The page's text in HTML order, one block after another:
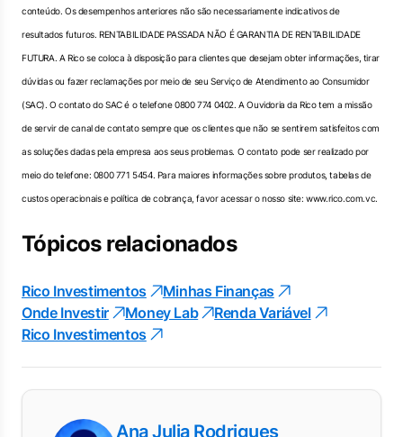
conteúdo. Os desempenhos anteriores não são necessariamente indicativos de
resultados futuros. RENTABILIDADE PASSADA NÃO É GARANTIA DE RENTABILIDADE
FUTURA. A Rico se coloca à disposição para clientes que desejam obter informações, tirar
dúvidas ou fazer reclamações por meio de seu Serviço de Atendimento ao Consumidor
(SAC). O contato do SAC é o telefone 0800 774 0402. A Ouvidoria da Rico tem a missão
de servir de canal de contato sempre que os clientes que não se sentirem satisfeitos com
as soluções dadas pela empresa aos seus problemas. O contato pode ser realizado por
meio do telefone: 0800 771 5454. Para maiores informações sobre produtos, tabelas de
custos operacionais e política de cobrança, favor acessar o nosso site: www.rico.com.vc.
Tópicos relacionados
Rico Investimentos
Minhas Finanças
Onde Investir
Money Lab
Renda Variável
Rico Investimentos
Ana Julia Rodrigues